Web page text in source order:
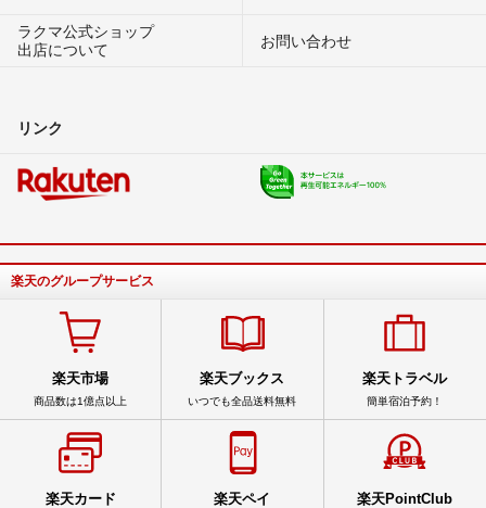
ラクマ公式ショップ
出店について
お問い合わせ
リンク
楽天のグループサービス
楽天市場
商品数は1億点以上
楽天ブックス
いつでも全品送料無料
楽天トラベル
簡単宿泊予約！
楽天カード 楽天ペイ 楽天PointClub